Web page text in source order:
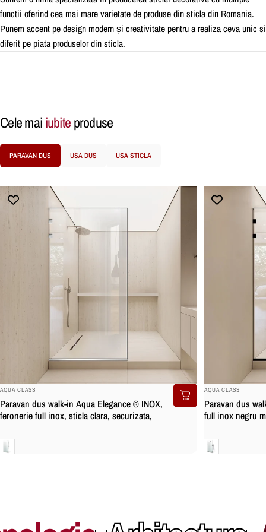
functii oferind cea mai mare varietate de produse din sticla din Romania.
Punem accent pe design modern și creativitate pentru a realiza ceva unic si
diferit pe piata produselor din sticla.
Cele maiiubiteproduse
PARAVAN DUS USA DUS USA STICLA
BRAND:
AQUA CLASS
Paravan dus walk-in Aqua Elegance ® INOX,
feronerie full inox, sticla clara, securizata,
Clara
BRAND:
AQUA CLASS
Paravan dus
full inox negru
Clara